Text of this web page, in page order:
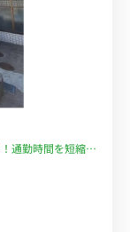
通勤時間を短縮し
Fi格安レンタル